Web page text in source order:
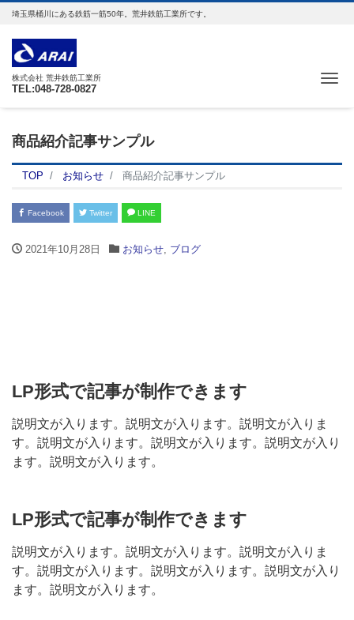
埼玉県桶川にある鉄筋一筋50年。荒井鉄筋工業所です。
株式会社 荒井鉄筋工業所
TEL:048-728-0827
商品紹介記事サンプル
TOP お知らせ 商品紹介記事サンプル
Facebook Twitter LINE
2021年10月28日 お知らせ, ブログ
LP形式で記事が制作できます
説明文が入ります。説明文が入ります。説明文が入りま
す。説明文が入ります。説明文が入ります。説明文が入り
ます。説明文が入ります。
LP形式で記事が制作できます
説明文が入ります。説明文が入ります。説明文が入りま
す。説明文が入ります。説明文が入ります。説明文が入り
ます。説明文が入ります。